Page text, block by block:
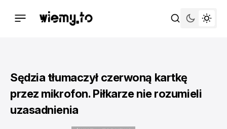
Sędzia tłumaczył czerwoną kartkę
przez mikrofon. Piłkarze nie rozumieli
uzasadnienia